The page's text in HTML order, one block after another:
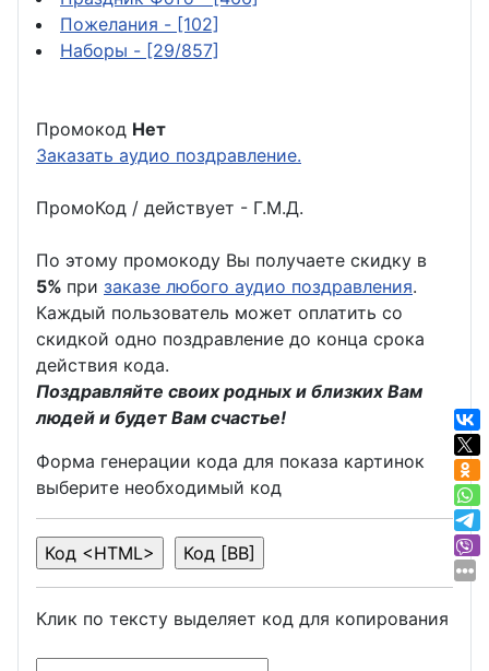
Пожелания - [102]
Наборы - [29/857]
Промокод Нет
Заказать аудио поздравление.
ПромоКод / действует - Г.М.Д.
По этому промокоду Вы получаете скидку в
5% при заказе любого аудио поздравления.
Каждый пользователь может оплатить со
скидкой одно поздравление до конца срока
действия кода.
Поздравляйте своих родных и близких Вам
людей и будет Вам счастье!
Форма генерации кода для показа картинок
выберите необходимый код
Клик по тексту выделяет код для копирования